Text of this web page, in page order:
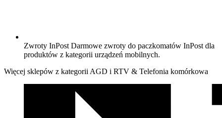
Zwroty InPost Darmowe zwroty do paczkomatów InPost dla
produktów z kategorii urządzeń mobilnych.
Więcej sklepów z kategorii AGD i RTV & Telefonia komórkowa